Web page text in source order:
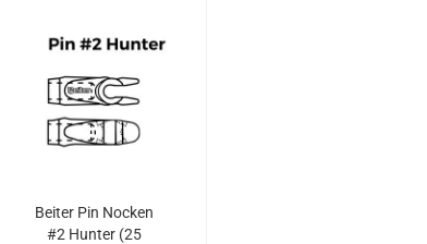
Beiter Pin Nocken
#2 Hunter (25